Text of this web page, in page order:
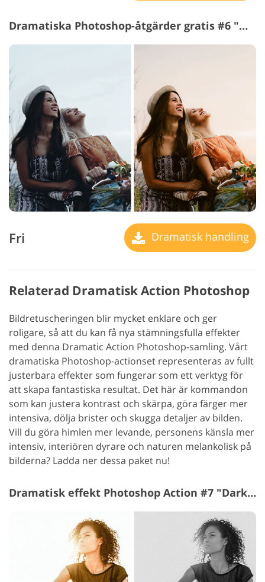
Dramatiska Photoshop-åtgärder gratis #6 "Warm Toning"
Fri Dramatisk handling
Relaterad Dramatisk Action Photoshop
Bildretuscheringen blir mycket enklare och ger
roligare, så att du kan få nya stämningsfulla effekter
med denna Dramatic Action Photoshop-samling. Vårt
dramatiska Photoshop-actionset representeras av fullt
justerbara effekter som fungerar som ett verktyg för
att skapa fantastiska resultat. Det här är kommandon
som kan justera kontrast och skärpa, göra färger mer
intensiva, dölja brister och skugga detaljer av bilden.
Vill du göra himlen mer levande, personens känsla mer
intensiv, interiören dyrare och naturen melankolisk på
bilderna? Ladda ner dessa paket nu!
Dramatisk effekt Photoshop Action #7 "Dark Black&White"